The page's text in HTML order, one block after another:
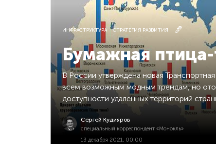
ИНФРАСТРУКТУРА СТРАТЕГИЯ РАЗВИТИЯ
Бумажная
В России утверждена новая
всем возможным модным трендам, но
доступности удаленных территорий
Сергей Кудияров
специальный корреспондент «Монокль»
13 декабря 2021, 00:00